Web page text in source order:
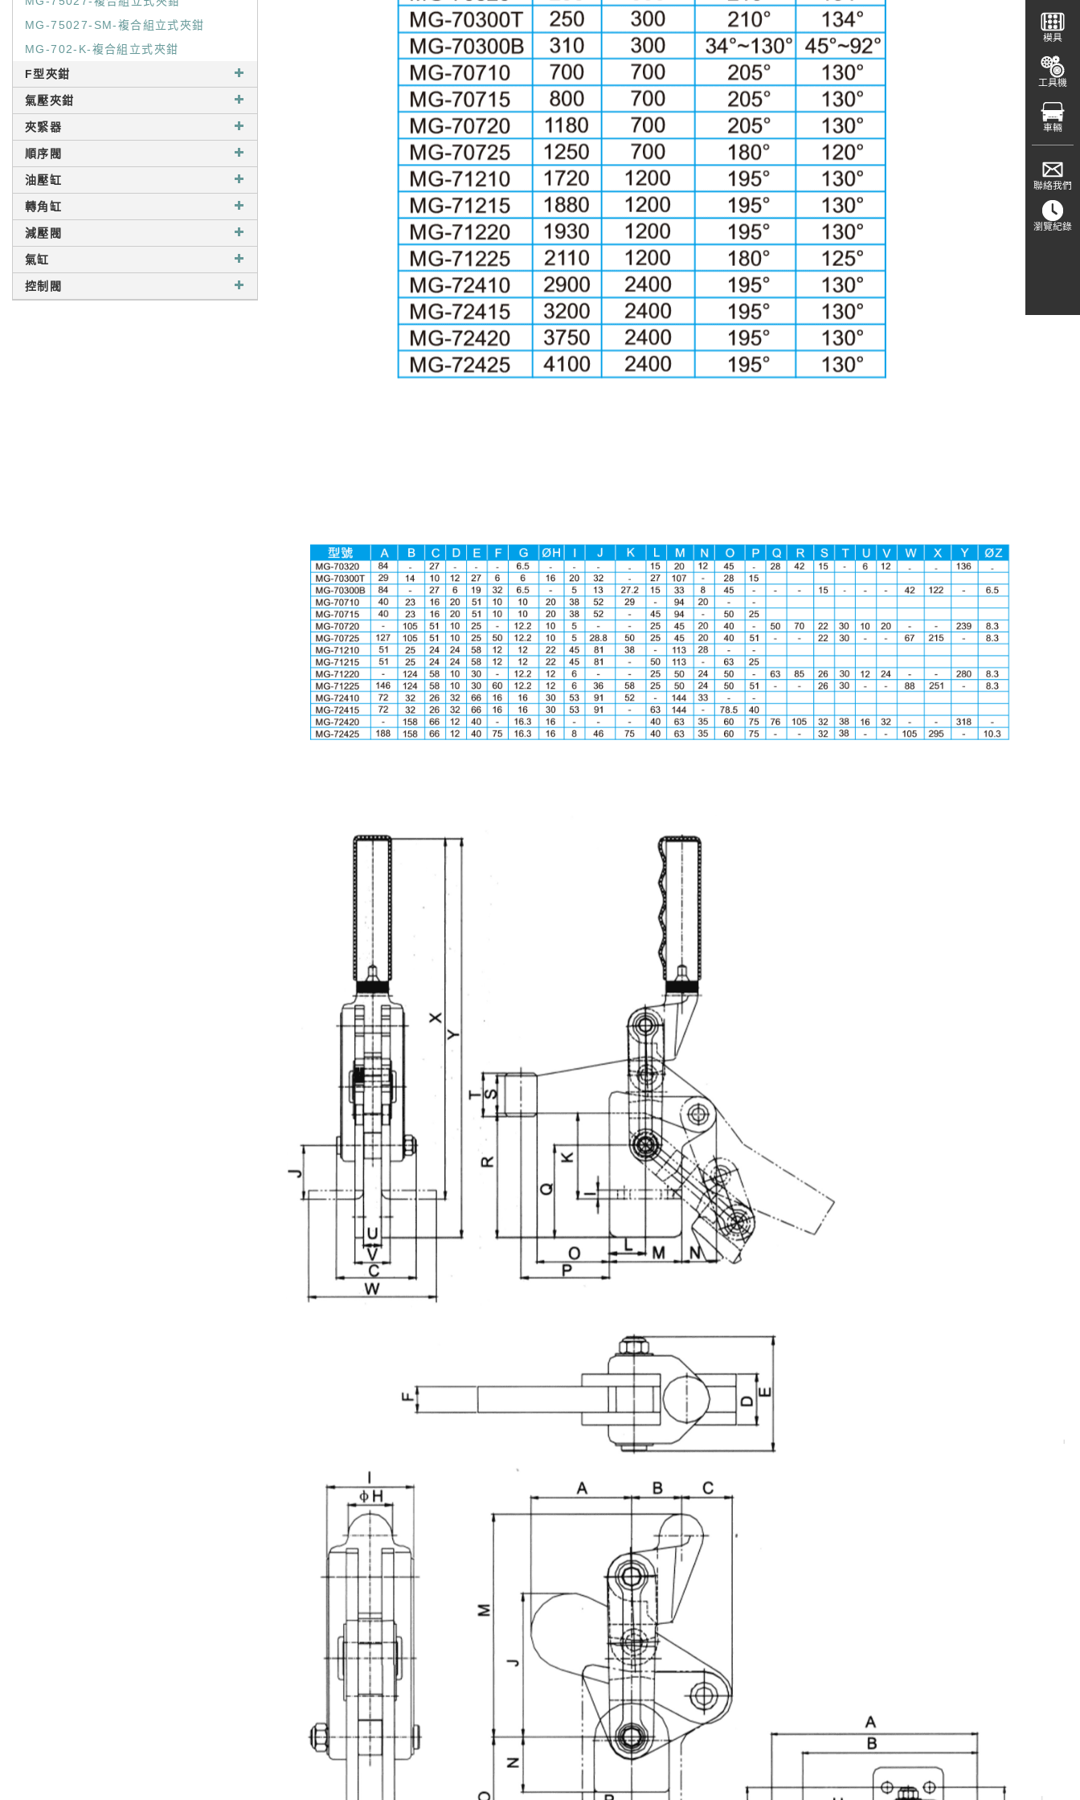
MG-75027-SM-複合組立式夾鉗
MG-702-K-複合組立式夾鉗
F型夾鉗
氣壓夾鉗
夾緊器
順序閥
油壓缸
轉角缸
減壓閥
氣缸
控制閥
模具
工具機
車輛
聯絡我們
瀏覽紀錄